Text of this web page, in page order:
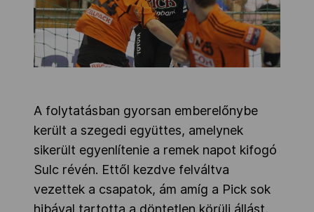
A folytatásban gyorsan emberelőnybe
került a szegedi együttes, amelynek
sikerült egyenlítenie a remek napot kifogó
Sulc révén. Ettől kezdve felváltva
vezettek a csapatok, ám amíg a Pick sok
hibával tartotta a döntetlen körüli állást,